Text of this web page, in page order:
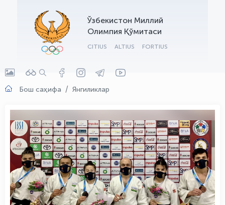
Ўзбекистон Миллий
Олимпия Қўмитаси
CITIUS ALTIUS FORTIUS
Бош саҳифа Янгиликлар
OLYMPCHIK AI - yordamchi
Онлайн · olympic.uz